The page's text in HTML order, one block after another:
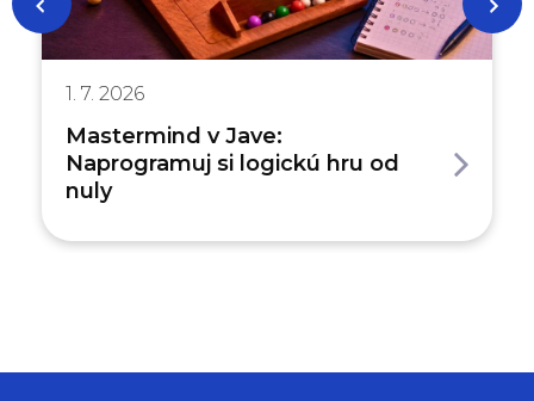
1. 7. 2026
Mastermind v Jave:
Naprogramuj si logickú hru od
nuly